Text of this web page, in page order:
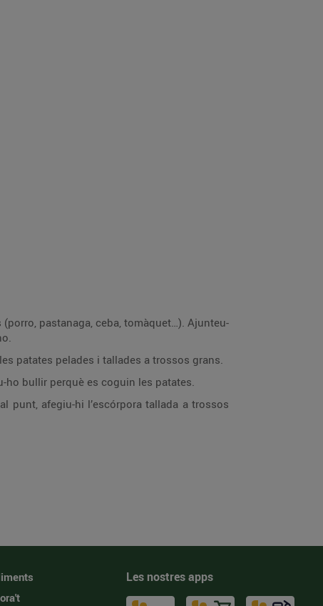
pastanaga, ceba, tomàquet…). Ajunteu-
patates pelades i tallades a trossos grans.
ho bullir perquè es coguin les patates.
punt, afegiu-hi l’escórpora tallada a trossos
Les nostres apps